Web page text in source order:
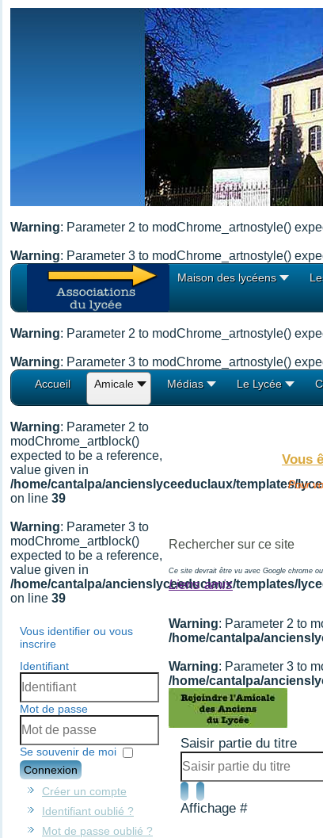
Warning: Parameter 2 to modChrome_artnostyle()
Warning: Parameter 3 to modChrome_artnostyle()
Maison des lycéens
Warning: Parameter 2 to modChrome_artnostyle()
Warning: Parameter 3 to modChrome_artnostyle()
Accueil Amicale Médias Le Lycée
Warning: Parameter 2 to
modChrome_artblock()
expected to be a reference,
value given in
/home/cantalpa/ancienslyceeduclaux/templates/
on line 39
Warning: Parameter 3 to
modChrome_artblock()
expected to be a reference,
value given in
/home/cantalpa/ancienslyceeduclaux/templates/
on line 39
Vous identifier ou vous
inscrire
Identifiant
Mot de passe
Se souvenir de moi
Connexion
Créer un compte
Identifiant oublié ?
Mot de passe oublié ?
Vous
Pour
Ce site devrait être vu avec Google chrome
Liens amis
Warning: Parameter 2 to
/home/cantalpa/
Warning: Parameter 3 to
/home/cantalpa/
Saisir partie du titre
Affichage #